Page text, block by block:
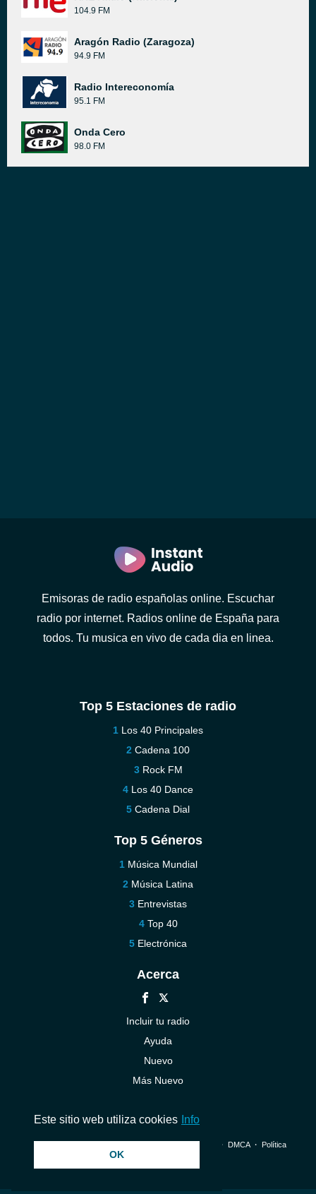
104.9 FM
Aragón Radio (Zaragoza)
94.9 FM
Radio Intereconomía
95.1 FM
Onda Cero
98.0 FM
Emisoras de radio españolas online. Escuchar
radio por internet. Radios online de España para
todos. Tu musica en vivo de cada dia en linea.
Top 5 Estaciones de radio
Los 40 Principales
Cadena 100
Rock FM
Los 40 Dance
Cadena Dial
Top 5 Géneros
Música Mundial
Música Latina
Entrevistas
Top 40
Electrónica
Acerca
Incluir tu radio
Ayuda
Nuevo
Más Nuevo
© 2026 InstantAudio. Reservados todos los derechos. ・ DMCA・ Política
Este sitio web utiliza cookies Info
OK